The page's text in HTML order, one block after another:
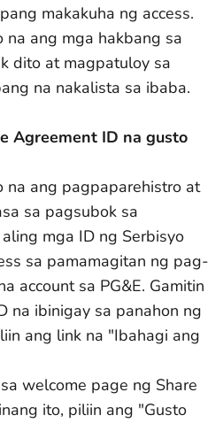
makakuha ng access.
na ang mga hakbang sa
dito at magpatuloy sa
na nakalista sa ibaba.
Agreement ID na gusto
na ang pagpaparehistro at
sa pagsubok sa
mga ID ng Serbisyo
sa pamamagitan ng pag-
account sa PG&E. Gamitin
na ibinigay sa panahon ng
ang link na "Ibahagi ang
welcome page ng Share
ito, piliin ang "Gusto